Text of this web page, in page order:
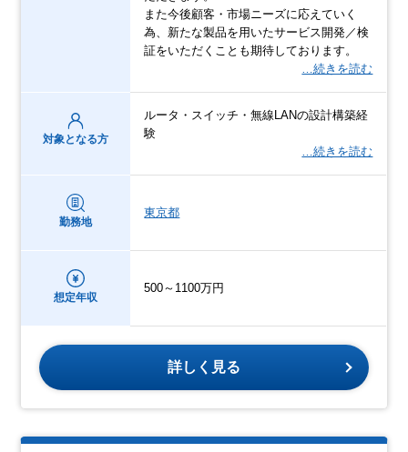
また今後顧客・市場ニーズに応えていく
為、新たな製品を用いたサービス開発／検
証をいただくことも期待しております。
…続きを読む
対象となる方
ルータ・スイッチ・無線LANの設計構築経
験
…続きを読む
勤務地
東京都
想定年収
500～1100万円
詳しく見る